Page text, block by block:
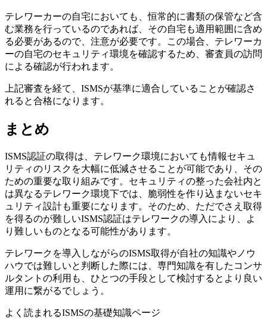
テレワーカーの自宅においても、恒常的に書類の保管など含
む業務を行っているのであれば、その自宅も適用範囲に含め
る必要があるので、注意が必要です。この場合、テレワーカ
ーの自宅のセキュリティ環境を確認するため、審査員の訪問
による確認が行われます。
上記審査を経て、ISMSが基準に適合していることが確認さ
れると合格になります。
まとめ
ISMS認証の取得は、テレワーク環境においても情報セキュ
リティのリスクを大幅に低減させることが可能であり、その
ための重要な取り組みです。セキュリティの整った会社内と
は異なるテレワーク環境下では、脆弱性を作り込まないセキ
ュリティ設計も重要になります。そのため、ただでさえ取得
を得るのが難しいISMS認証はテレワークの導入により、よ
り難しいものとなる可能性があります。
テレワークを導入しながらのISMS取得が自社の知識やノウ
ハウでは難しいと判断した際には、専門知識を有したコンサ
ルタントの利用も、ひとつの手段として検討するとより良い
運用に繋がるでしょう。
よく読まれるISMSの基礎知識ページ